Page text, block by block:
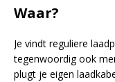
Waar?
Je vindt reguliere
tegenwoordig ook
plugt je eigen